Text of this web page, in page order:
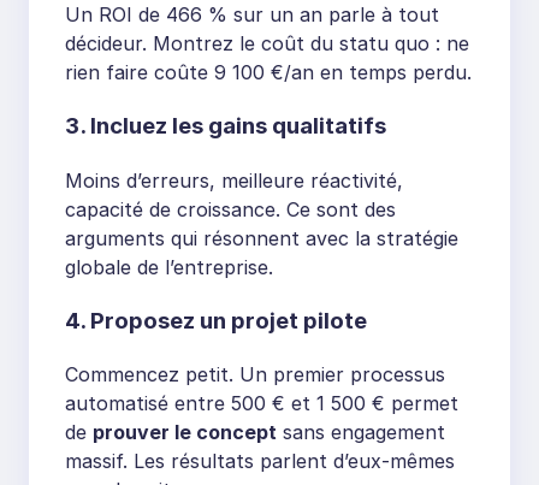
Un ROI de 466 % sur un an parle à tout
décideur. Montrez le coût du statu quo : ne
rien faire coûte 9 100 €/an en temps perdu.
3. Incluez les gains qualitatifs
Moins d’erreurs, meilleure réactivité,
capacité de croissance. Ce sont des
arguments qui résonnent avec la stratégie
globale de l’entreprise.
4. Proposez un projet pilote
Commencez petit. Un premier processus
automatisé entre 500 € et 1 500 € permet
de prouver le concept sans engagement
massif. Les résultats parlent d’eux-mêmes